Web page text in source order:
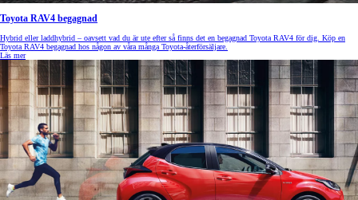
Toyota RAV4 begagnad
Hybrid eller laddhybrid – oavsett vad du är ute efter så finns det en begagnad Toyota RAV4 för dig. Köp en
Toyota RAV4 begagnad hos någon av våra många Toyota-återförsäljare.
Läs mer